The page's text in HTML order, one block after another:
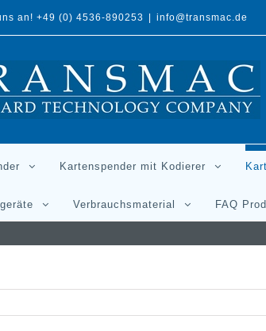
an! +49 (0) 4536-890253 info@transmac.de
Kartenspender mit Kodierer
Verbrauchsmaterial FAQ